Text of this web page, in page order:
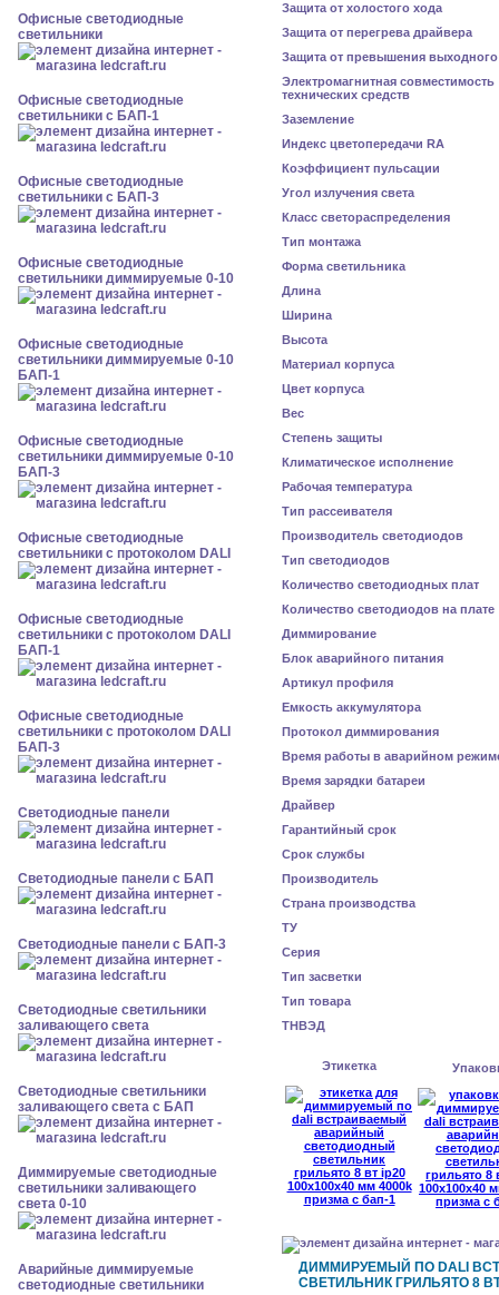
Офисные светодиодные
светильники
Офисные светодиодные
светильники с БАП-1
Офисные светодиодные
светильники с БАП-3
Офисные светодиодные
светильники диммируемые 0-10
Офисные светодиодные
светильники диммируемые 0-10
БАП-1
Офисные светодиодные
светильники диммируемые 0-10
БАП-3
Офисные светодиодные
светильники с протоколом DALI
Офисные светодиодные
светильники с протоколом DALI
БАП-1
Офисные светодиодные
светильники с протоколом DALI
БАП-3
Cветодиодные панели
Cветодиодные панели с БАП
Cветодиодные панели с БАП-3
Светодиодные светильники
заливающего света
Светодиодные светильники
заливающего света с БАП
Диммируемые светодиодные
светильники заливающего
света 0-10
Аварийные диммируемые
светодиодные светильники
Защита от холостого хода
Защита от перегрева драйвера
Защита от превышения
Электромагнитная совместимость
технических средств
Заземление
Индекс цветопередачи RA
Коэффициент пульсации
Угол излучения света
Класс светораспределения
Тип монтажа
Форма светильника
Длина
Ширина
Высота
Материал корпуса
Цвет корпуса
Вес
Степень защиты
Климатическое исполнение
Рабочая температура
Тип рассеивателя
Производитель светодиодов
Тип светодиодов
Количество светодиодных плат
Количество светодиодов на плате
Диммирование
Блок аварийного питания
Артикул профиля
Емкость аккумулятора
Протокол диммирования
Время работы в аварийном
Время зарядки батареи
Драйвер
Гарантийный срок
Срок службы
Производитель
Страна производства
ТУ
Серия
Тип засветки
Тип товара
ТНВЭД
Этикетка
ДИММИРУЕМЫЙ ПО DALI
СВЕТИЛЬНИК ГРИЛЬЯТО 8